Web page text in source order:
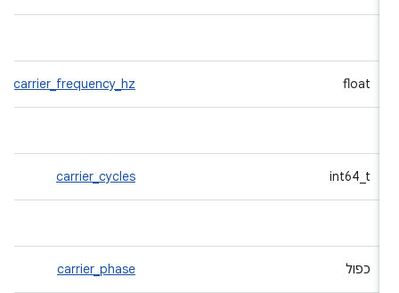
float
carrier_frequency_hz
int64_t
carrier_cycles
כפול carrier_phase